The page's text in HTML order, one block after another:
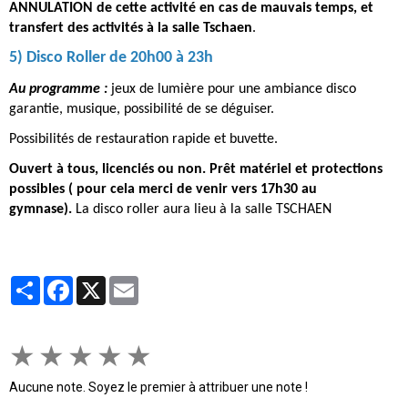
ANNULATION de cette activité en cas de mauvais temps, et
transfert des activités à la salle Tschaen.
5) Disco Roller de 20h00 à 23h
Au programme : jeux de lumière pour une ambiance disco
garantie, musique, possibilité de se déguiser.
Possibilités de restauration rapide et buvette.
Ouvert à tous, licenciés ou non. Prêt matériel et protections
possibles ( pour cela merci de venir vers 17h30 au
gymnase). La disco roller aura lieu à la salle TSCHAEN
PartagerFacebook
X
★ ★ ★ ★ ★
Aucune note. Soyez le premier à attribuer une note !